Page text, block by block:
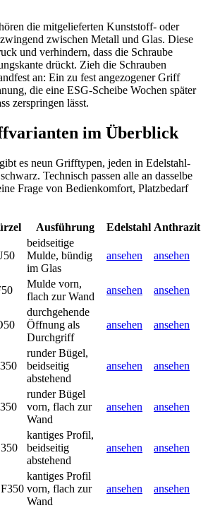
die mitgelieferten Kunststoff- oder
zwischen Metall und Glas. Diese
und verhindern, dass die Schraube
drückt. Zieh die Schrauben
an: Ein zu fest angezogener Griff
die eine ESG-Scheibe Wochen später
zerspringen lässt.
im Überblick
es neun Grifftypen, jeden in Edelstahl-
Technisch passen alle an dasselbe
Frage von Bedienkomfort, Platzbedarf
Ausführung Edelstahl Anthrazit
beidseitige
Mulde, bündig
im Glas
ansehen ansehen
Mulde vorn,
flach zur Wand
ansehen ansehen
durchgehende
Öffnung als
Durchgriff
ansehen ansehen
runder Bügel,
beidseitig
abstehend
ansehen ansehen
runder Bügel
vorn, flach zur
Wand
ansehen ansehen
kantiges Profil,
beidseitig
abstehend
ansehen ansehen
kantiges Profil
vorn, flach zur
Wand
ansehen ansehen